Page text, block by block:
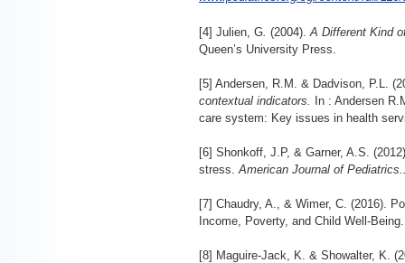
[4] Julien, G (2004). A Different Kind
Queen’s University Press.
[5] Andersen, R.M. & Dadvison, P.L.
contextual indicators. In : Andersen
care system: Key issues in health
[6] Shonkoff, J.P, & Garner, A.S.
stress. American Journal of
[7] Chaudry, A., & Wimer, C. (2016).
Income, Poverty, and Child Well-
[8] Maguire-Jack, K. & Showalter, K.